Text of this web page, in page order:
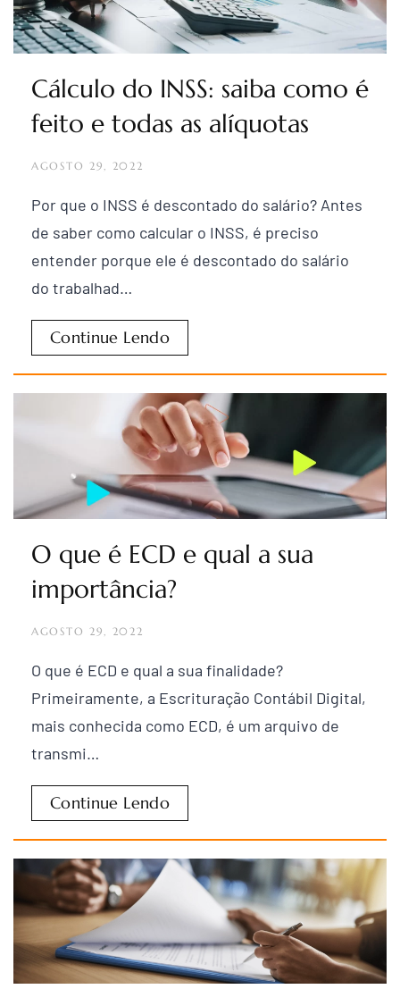
Cálculo do INSS: saiba como é
feito e todas as alíquotas
AGOSTO 29, 2022
Por que o INSS é descontado do salário? Antes
de saber como calcular o INSS, é preciso
entender porque ele é descontado do salário
do trabalhad…
Continue Lendo
O que é ECD e qual a sua
importância?
AGOSTO 29, 2022
O que é ECD e qual a sua finalidade?
Primeiramente, a Escrituração Contábil Digital,
mais conhecida como ECD, é um arquivo de
transmi…
Continue Lendo